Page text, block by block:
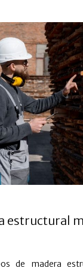
estructural
de madera